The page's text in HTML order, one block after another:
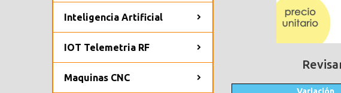
Inteligencia Artificial
IOT Telemetria RF
Maquinas CNC